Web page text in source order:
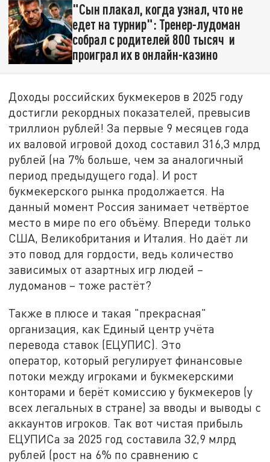
"Сын плакал, когда узнал, что не
едет на турнир": Тренер-лудоман
собрал с родителей 800 тысяч и
проиграл их в онлайн-казино
Доходы российских букмекеров в 2025 году
достигли рекордных показателей, превысив
триллион рублей! За первые 9 месяцев года
их валовой игровой доход составил 316,3 млрд
рублей (на 7% больше, чем за аналогичный
период предыдущего года). И рост
букмекерского рынка продолжается. На
данный момент Россия занимает четвёртое
место в мире по его объёму. Впереди только
США, Великобритания и Италия. Но даёт ли
это повод для гордости, ведь количество
зависимых от азартных игр людей –
лудоманов – тоже растёт?
Также в плюсе и такая "прекрасная"
организация, как Единый центр учёта
перевода ставок (ЕЦУПИС). Это
оператор, который регулирует финансовые
потоки между игроками и букмекерскими
конторами и берёт комиссию у букмекеров (у
всех легальных в стране) за вводы и выводы с
аккаунтов игроков. Так вот чистая прибыль
ЕЦУПИСа за 2025 год составила 32,9 млрд
рублей (рост на 6% по сравнению с